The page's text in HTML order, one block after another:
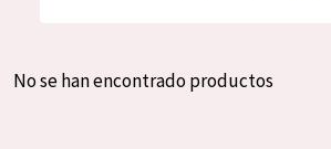
Spanish
No se han encontrado productos